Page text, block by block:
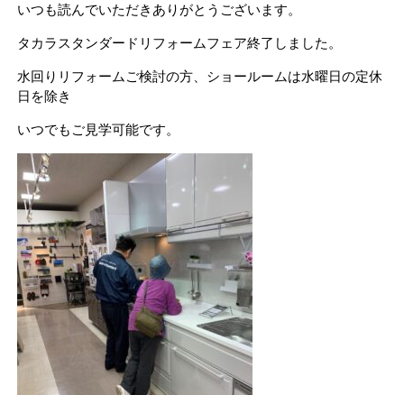
いつも読んでいただきありがとうございます。
タカラスタンダードリフォームフェア終了しました。
水回りリフォームご検討の方、ショールームは水曜日の定休
日を除き
いつでもご見学可能です。